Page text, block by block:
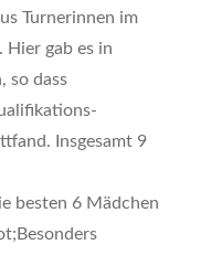
Turnerinnen im
gab es in
so dass
Insgesamt 9
besten 6 Mädchen